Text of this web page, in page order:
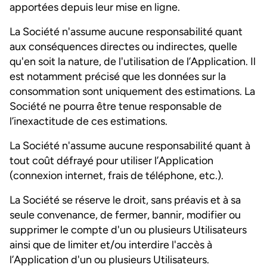
apportées depuis leur mise en ligne.
La Société n'assume aucune responsabilité quant
aux conséquences directes ou indirectes, quelle
qu'en soit la nature, de l'utilisation de l’Application. Il
est notamment précisé que les données sur la
consommation sont uniquement des estimations. La
Société ne pourra être tenue responsable de
l’inexactitude de ces estimations.
La Société n'assume aucune responsabilité quant à
tout coût défrayé pour utiliser l’Application
(connexion internet, frais de téléphone, etc.).
La Société se réserve le droit, sans préavis et à sa
seule convenance, de fermer, bannir, modifier ou
supprimer le compte d'un ou plusieurs Utilisateurs
ainsi que de limiter et/ou interdire l'accès à
l’Application d'un ou plusieurs Utilisateurs.